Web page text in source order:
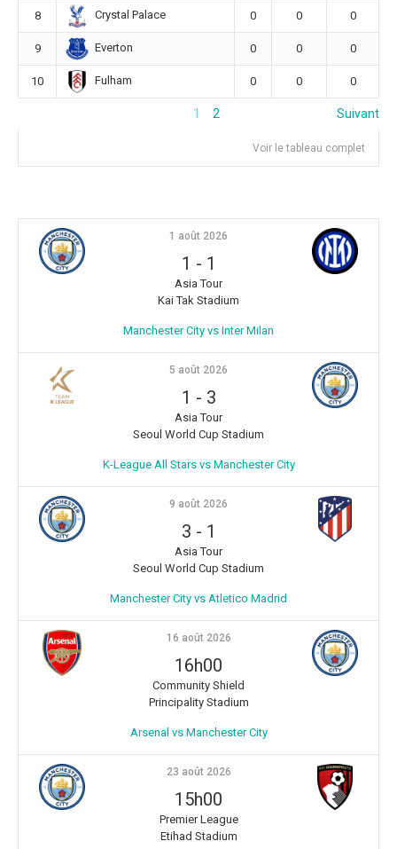
8 Crystal Palace 0 0 0
9 Everton 0 0 0
10 Fulham 0 0 0
1 2 Suivant
Voir le tableau complet
1 août 2026
1 - 1
Asia Tour
Kai Tak Stadium
Manchester City vs Inter Milan
5 août 2026
1 - 3
Asia Tour
Seoul World Cup Stadium
K-League All Stars vs Manchester City
9 août 2026
3 - 1
Asia Tour
Seoul World Cup Stadium
Manchester City vs Atletico Madrid
16 août 2026
16h00
Community Shield
Principality Stadium
Arsenal vs Manchester City
23 août 2026
15h00
Premier League
Etihad Stadium